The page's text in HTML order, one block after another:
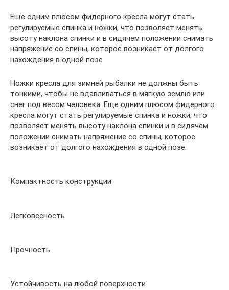
Еще одним плюсом фидерного кресла могут стать
регулируемые спинка и ножки, что позволяет менять
высоту наклона спинки и в сидячем положении снимать
напряжение со спины, которое возникает от долгого
нахождения в одной позе
Ножки кресла для зимней рыбалки не должны быть
тонкими, чтобы не вдавливаться в мягкую землю или
снег под весом человека. Еще одним плюсом фидерного
кресла могут стать регулируемые спинка и ножки, что
позволяет менять высоту наклона спинки и в сидячем
положении снимать напряжение со спины, которое
возникает от долгого нахождения в одной позе.
Компактность конструкции
Легковесность
Прочность
Устойчивость на любой поверхности